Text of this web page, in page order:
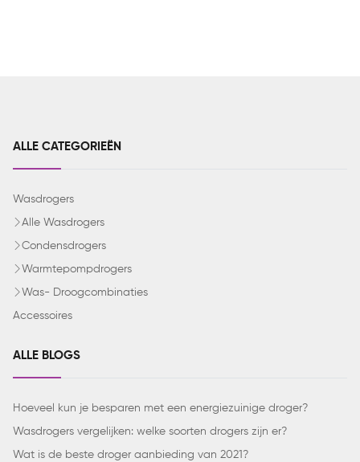
ALLE CATEGORIEËN
Wasdrogers
Alle Wasdrogers
Condensdrogers
Warmtepompdrogers
Was- Droogcombinaties
Accessoires
ALLE BLOGS
Hoeveel kun je besparen met een energiezuinige droger?
Wasdrogers vergelijken: welke soorten drogers zijn er?
Wat is de beste droger aanbieding van 2021?